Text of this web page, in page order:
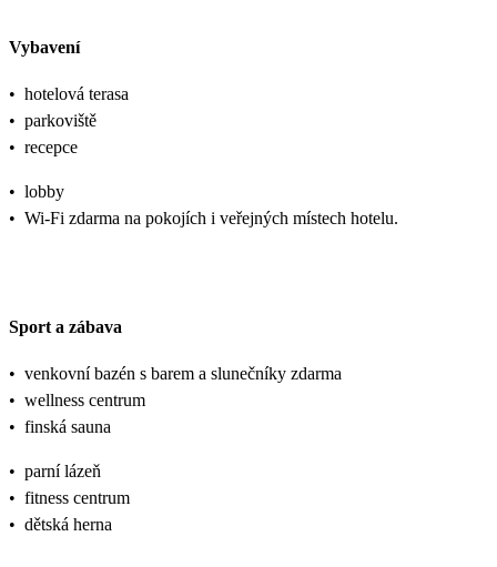
Vybavení
• hotelová terasa
• parkoviště
• recepce
• lobby
• Wi-Fi zdarma na pokojích i veřejných místech hotelu.
Sport a zábava
• venkovní bazén s barem a slunečníky zdarma
• wellness centrum
• finská sauna
• parní lázeň
• fitness centrum
• dětská herna